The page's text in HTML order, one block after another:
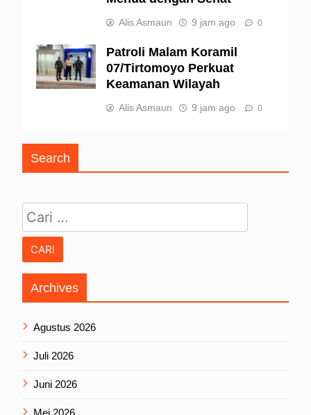
Alis Asmaun 9 jam ago 0
Patroli Malam Koramil
07/Tirtomoyo Perkuat
Keamanan Wilayah
Alis Asmaun 9 jam ago 0
Search
Archives
Agustus 2026
Juli 2026
Juni 2026
Mei 2026